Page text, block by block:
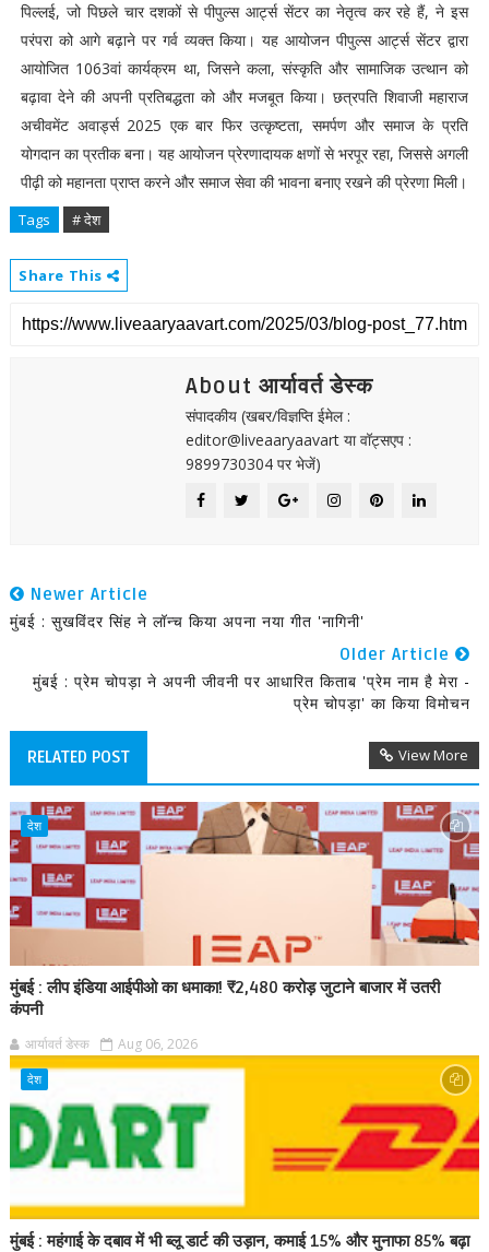
पिल्लई, जो पिछले चार दशकों से पीपुल्स आर्ट्स सेंटर का नेतृत्व कर रहे हैं, ने इस
परंपरा को आगे बढ़ाने पर गर्व व्यक्त किया। यह आयोजन पीपुल्स आर्ट्स सेंटर द्वारा
आयोजित 1063वां कार्यक्रम था, जिसने कला, संस्कृति और सामाजिक उत्थान को
बढ़ावा देने की अपनी प्रतिबद्धता को और मजबूत किया। छत्रपति शिवाजी महाराज
अचीवमेंट अवार्ड्स 2025 एक बार फिर उत्कृष्टता, समर्पण और समाज के प्रति
योगदान का प्रतीक बना। यह आयोजन प्रेरणादायक क्षणों से भरपूर रहा, जिससे अगली
पीढ़ी को महानता प्राप्त करने और समाज सेवा की भावना बनाए रखने की प्रेरणा मिली।
Tags # देश
Share This
About आर्यावर्त डेस्क
संपादकीय (खबर/विज्ञप्ति ईमेल :
editor@liveaaryaavart या वॉट्सएप :
9899730304 पर भेजें)
Newer Article
मुंबई : सुखविंदर सिंह ने लॉन्च किया अपना नया गीत 'नागिनी'
Older Article
मुंबई : प्रेम चोपड़ा ने अपनी जीवनी पर आधारित किताब 'प्रेम नाम है मेरा -
प्रेम चोपड़ा' का किया विमोचन
RELATED POST View More
देश
मुंबई : लीप इंडिया आईपीओ का धमाका! ₹2,480 करोड़ जुटाने बाजार में उतरी
कंपनी
आर्यावर्त डेस्क Aug 06, 2026
देश
मुंबई : महंगाई के दबाव में भी ब्लू डार्ट की उड़ान, कमाई 15% और मुनाफा 85% बढ़ा